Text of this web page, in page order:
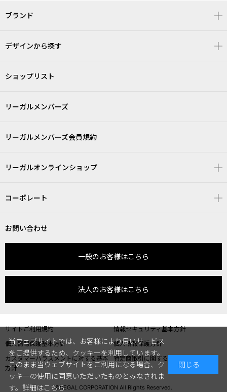
ブランド
デザインから探す
ショップリスト
リーガルメンバーズ
リーガルメンバーズ会員規約
リーガルオンラインショップ
コーポレート
お問い合わせ
一般のお客様はこちら
法人のお客様はこちら
サイトご利用規約
情報セキュリティ基本方針
個人情報保護基本方針
個人情報保護方針
カスタマーハラスメントに対する基本
方針
特定商取引に関する表記
©REGAL CORPORATION All Rights Reserved.
当ウェブサイトでは、お客様により良いサービス
をご提供するため、クッキーを利用しています。
このまま当ウェブサイトをご利用になる場合、ク
ッキーの使用に同意いただいたものとみなされま
す。 詳細はこちら
閉じる